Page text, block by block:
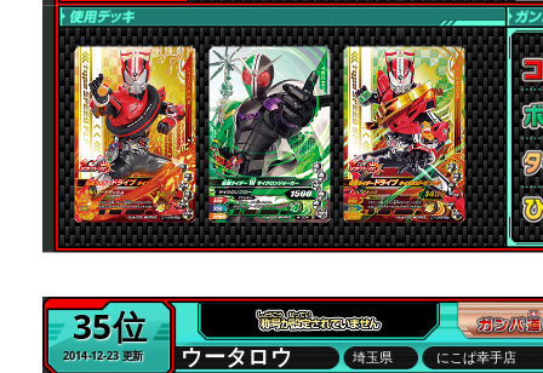
35位
2014-12-23 更新 ウータロウ 埼玉県 にこぱ幸手店